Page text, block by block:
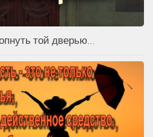
той дверью…